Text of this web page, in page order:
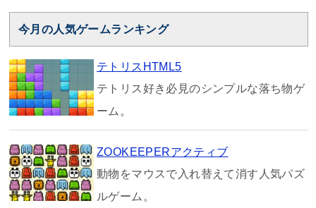
今月の人気ゲームランキング
テトリスHTML5
テトリス好き必見のシンプルな落ち物ゲ
ーム。
ZOOKEEPERアクティブ
動物をマウスで入れ替えて消す人気パズ
ルゲーム。